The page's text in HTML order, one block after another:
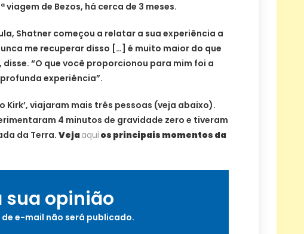
viagem de Bezos, há cerca de 3 meses.
Shatner começou a relatar a sua experiência a
me recuperar disso […] é muito maior do que
disse. “O que você proporcionou para mim foi a
experiência”.
Kirk’, viajaram mais três pessoas (veja abaixo).
4 minutos de gravidade zero e tiveram
da Terra. Vejaaqui os principais momentos da
sua opinião
de e-mail não será publicado.